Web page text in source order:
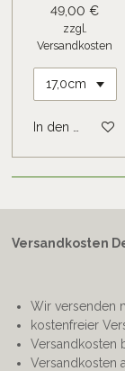
49,00 €
zzgl.
Versandkosten
In den
Versandkosten
Wir versenden
kostenfreier
Versandkosten
Versandkosten